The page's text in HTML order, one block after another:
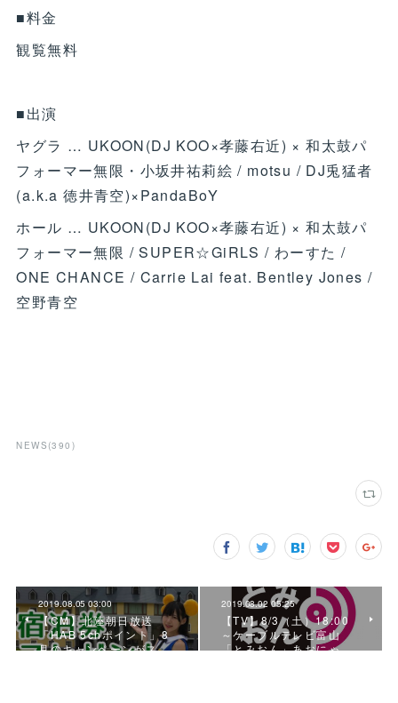
■料金
観覧無料
■出演
ヤグラ … UKOON(DJ KOO×孝藤右近) × 和太鼓パ
フォーマー無限・小坂井祐莉絵 / motsu / DJ兎猛者
(a.k.a 徳井青空)×PandaBoY
ホール … UKOON(DJ KOO×孝藤右近) × 和太鼓パ
フォーマー無限 / SUPER☆GiRLS / わーすた /
ONE CHANCE / Carrie Lai feat. Bentley Jones /
空野青空
NEWS (390 )
2019.08.05 03:00
【CM】北陸朝日放送
「HAB 5chポイント」8
月のキャンペーンがス…
2019.08.02 05:25
【TV】8/3（土）18:00
～ケーブルテレビ富山
「とみおん」あおにゃ…